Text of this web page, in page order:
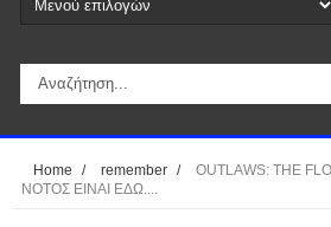
Home / remember /
OUTLAWS: THE
ΝΟΤΟΣ ΕΙΝΑΙ ΕΔΩ....